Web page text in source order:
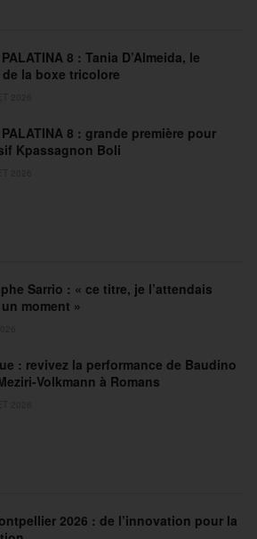
8 : Tania D’Almeida, le
la boxe tricolore
8 : grande première pour
Kpassagnon Boli
Sarrio : « ce titre, je l’attendais
moment »
: revivez la performance de Baudino
Volkmann à Romans
2026 : de l’innovation pour la